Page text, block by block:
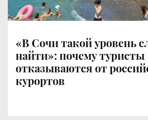
«В Сочи такой уровень
найти»: почему туристы
отказываются от
курортов